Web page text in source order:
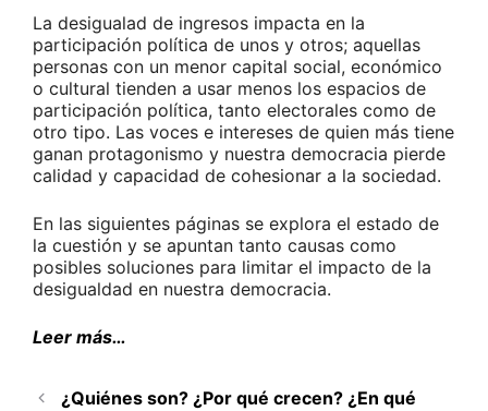
La desigualad de ingresos impacta en la
participación política de unos y otros; aquellas
personas con un menor capital social, económico
o cultural tienden a usar menos los espacios de
participación política, tanto electorales como de
otro tipo. Las voces e intereses de quien más tiene
ganan protagonismo y nuestra democracia pierde
calidad y capacidad de cohesionar a la sociedad.
En las siguientes páginas se explora el estado de
la cuestión y se apuntan tanto causas como
posibles soluciones para limitar el impacto de la
desigualdad en nuestra democracia.
Leer más…
¿Quiénes son? ¿Por qué crecen? ¿En qué